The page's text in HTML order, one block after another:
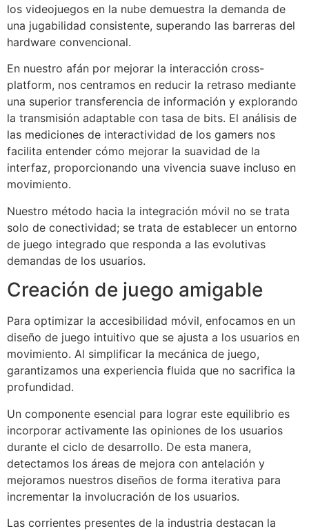
los videojuegos en la nube demuestra la demanda de
una jugabilidad consistente, superando las barreras del
hardware convencional.
En nuestro afán por mejorar la interacción cross-
platform, nos centramos en reducir la retraso mediante
una superior transferencia de información y explorando
la transmisión adaptable con tasa de bits. El análisis de
las mediciones de interactividad de los gamers nos
facilita entender cómo mejorar la suavidad de la
interfaz, proporcionando una vivencia suave incluso en
movimiento.
Nuestro método hacia la integración móvil no se trata
solo de conectividad; se trata de establecer un entorno
de juego integrado que responda a las evolutivas
demandas de los usuarios.
Creación de juego amigable
Para optimizar la accesibilidad móvil, enfocamos en un
diseño de juego intuitivo que se ajusta a los usuarios en
movimiento. Al simplificar la mecánica de juego,
garantizamos una experiencia fluida que no sacrifica la
profundidad.
Un componente esencial para lograr este equilibrio es
incorporar activamente las opiniones de los usuarios
durante el ciclo de desarrollo. De esta manera,
detectamos los áreas de mejora con antelación y
mejoramos nuestros diseños de forma iterativa para
incrementar la involucración de los usuarios.
Las corrientes presentes de la industria destacan la